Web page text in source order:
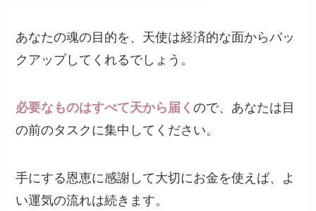
あなたの魂の目的を、天使は経済的な面からバッ
クアップしてくれるでしょう。
必要なものはすべて天から届くので、あなたは目
の前のタスクに集中してください。
手にする恩恵に感謝して大切にお金を使えば、よ
い運気の流れは続きます。